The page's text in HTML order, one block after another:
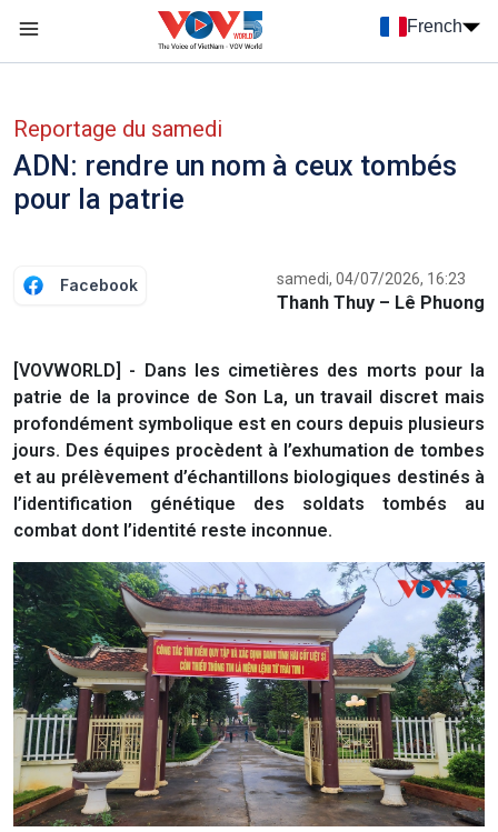
French
Reportage du samedi
ADN: rendre un nom à ceux tombés
pour la patrie
Facebook samedi, 04/07/2026, 16:23
Thanh Thuy – Lê Phuong
[VOVWORLD] - Dans les cimetières des morts pour la
patrie de la province de Son La, un travail discret mais
profondément symbolique est en cours depuis plusieurs
jours. Des équipes procèdent à l’exhumation de tombes
et au prélèvement d’échantillons biologiques destinés à
l’identification génétique des soldats tombés au
combat dont l’identité reste inconnue.